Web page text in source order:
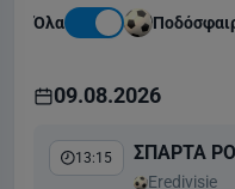
Όλα
09.08.2026
13:15 ΣΠΑΡΤΑ
Eredivisie